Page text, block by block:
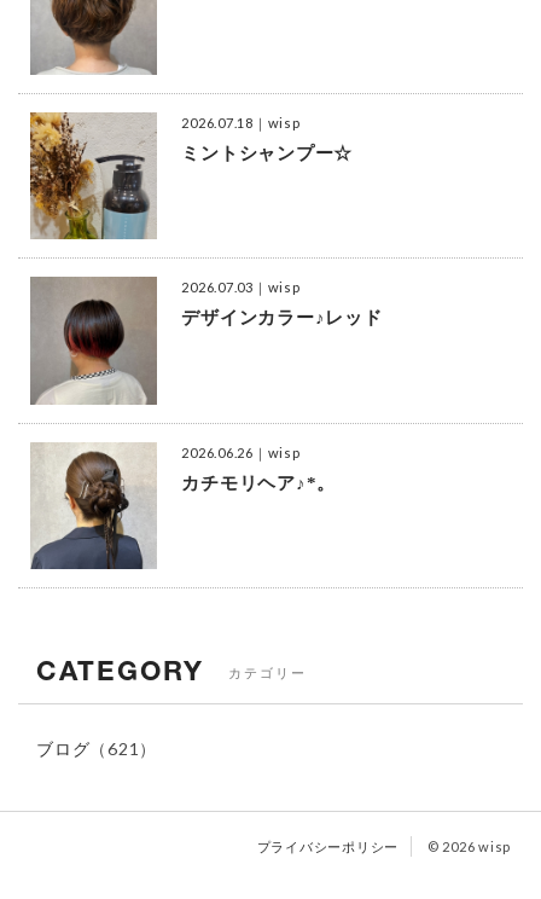
2026.07.18 ｜wisp
ミントシャンプー☆
2026.07.03 ｜wisp
デザインカラー♪レッド
2026.06.26 ｜wisp
カチモリヘア♪*。
CATEGORY カテゴリー
ブログ （621）
プライバシーポリシー © 2026 wisp